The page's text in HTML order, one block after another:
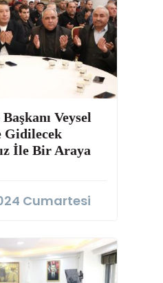
Veysel
Gidilecek
İle Bir Araya
Cumartesi